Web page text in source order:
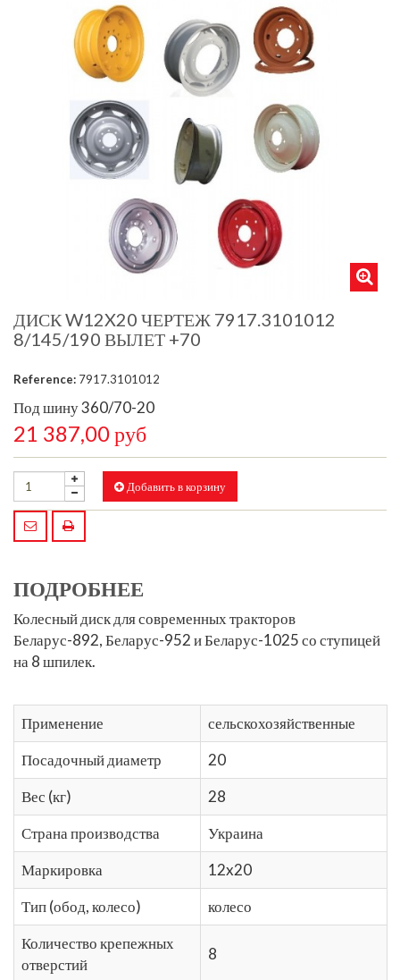
ДИСК W12X20 ЧЕРТЕЖ 7917.3101012
8/145/190 ВЫЛЕТ +70
Reference: 7917.3101012
Под шину 360/70-20
21 387,00 руб
Добавить в корзину
ПОДРОБНЕЕ
Колесный диск для современных тракторов
Беларус-892, Беларус-952 и Беларус-1025 со ступицей
на 8 шпилек.
Применение
сельскохозяйственные
Посадочный диаметр
20
Вес (кг)
28
Страна производства
Украина
Маркировка
12x20
Тип (обод, колесо)
колесо
Количество крепежных
отверстий
8